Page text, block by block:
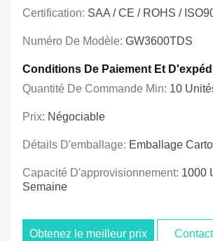
Certification: SAA / CE / ROHS /
Numéro De Modèle: GW3600TDS
Conditions De Paiement Et
Quantité De Commande Min: 10
Prix: Négociable
Détails D'emballage: Emballage
Capacité D'approvisionnement: 1000
Semaine
Obtenez le meilleur prix